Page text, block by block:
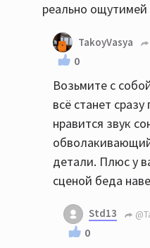
реально ощутимей
TakoyVasya
0
Возьмите с
всё станет
нравится звук
детали. Плюс у
сценой беда
Std13
0